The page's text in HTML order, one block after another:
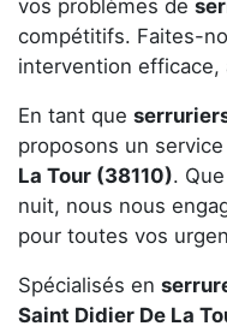
vos problèmes de
compétitifs. Faites-
intervention efficace,
En tant que
proposons un
La Tour (38110).
nuit, nous nous
pour toutes vos
Spécialisés en
Saint Didier De La